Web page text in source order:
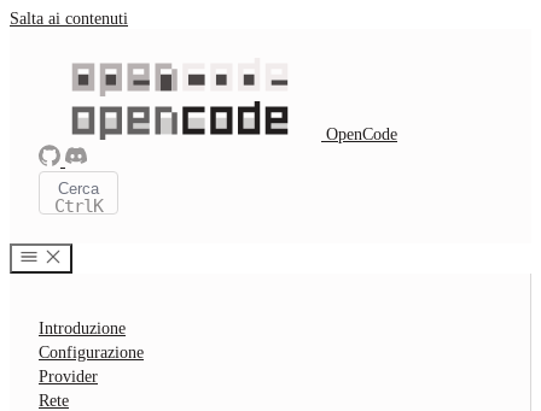
Salta ai contenuti
OpenCode
Cerca
CtrlK
Introduzione
Configurazione
Provider
Rete